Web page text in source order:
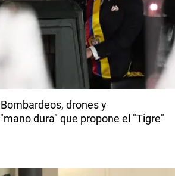
Bombardeos, drones y
dura" que propone el "Tigre"